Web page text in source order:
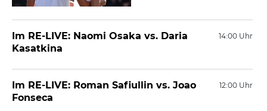
14:00 Uhr
Im RE-LIVE: Naomi Osaka vs. Daria
Kasatkina
12:00 Uhr
Im RE-LIVE: Roman Safiullin vs. Joao
Fonseca